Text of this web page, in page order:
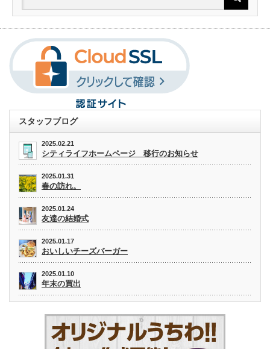
スタッフブログ
2025.02.21
シティライフホームページ 移行のお知らせ
2025.01.31
春の訪れ。
2025.01.24
友達の結婚式
2025.01.17
おいしいチーズバーガー
2025.01.10
年末の買出